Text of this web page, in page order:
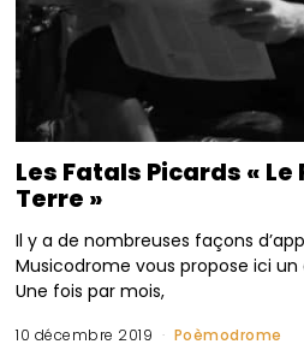
Les Fatals Picards « Le
Terre »
Il y a de nombreuses façons
Musicodrome vous propose ici
Une fois par mois,
10 décembre 2019 Poèmodrome